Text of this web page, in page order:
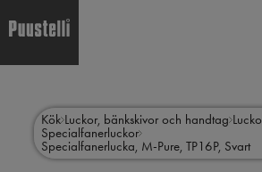
contentmenu
sv
Kök Luckor, bänkskivor och handtag
Specialfanerluckor
Specialfanerlucka, M-Pure, TP16P, Svart